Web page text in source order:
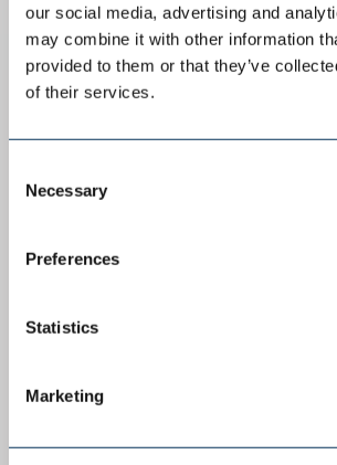
our social media, advertising and
may combine it with other information
provided to them or that they’ve
of their services.
Selection
Necessary
Preferences
Statistics
Marketing
Geschäftsführer Geoffrey Conroy
erfolgreicher Tätigkeit für AUMUND
[…]
MEHR ERFAHREN
WEITERE NEWS IN
«